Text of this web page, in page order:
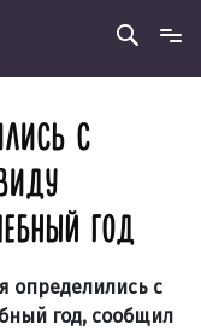
С
ГОД
определились с
год, сообщил